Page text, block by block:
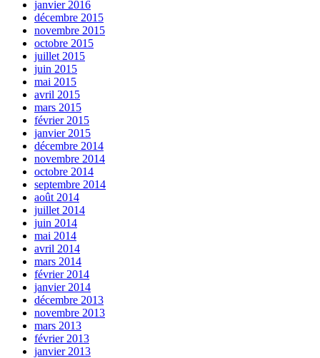
janvier 2016
décembre 2015
novembre 2015
octobre 2015
juillet 2015
juin 2015
mai 2015
avril 2015
mars 2015
février 2015
janvier 2015
décembre 2014
novembre 2014
octobre 2014
septembre 2014
août 2014
juillet 2014
juin 2014
mai 2014
avril 2014
mars 2014
février 2014
janvier 2014
décembre 2013
novembre 2013
mars 2013
février 2013
janvier 2013